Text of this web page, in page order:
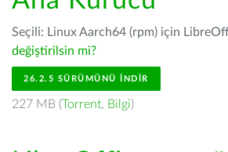
Seçili: Linux Aarch64 (rpm) için
değiştirilsin mi?
26.2.5 SÜRÜMÜNÜ İNDIR
227 MB (Torrent, Bilgi)